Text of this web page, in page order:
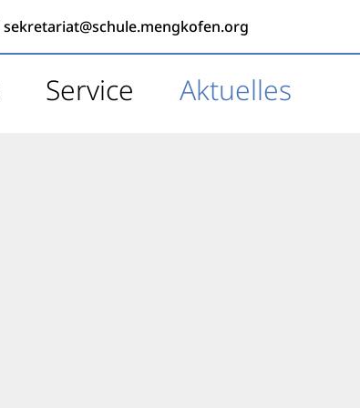
sekretariat@schule.mengkofen.org
Service Aktuelles